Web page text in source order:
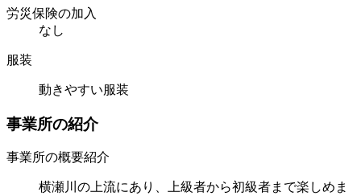
労災保険の加入
なし
服装
動きやすい服装
事業所の紹介
事業所の概要紹介
横瀬川の上流にあり、上級者から初級者まで楽しめま